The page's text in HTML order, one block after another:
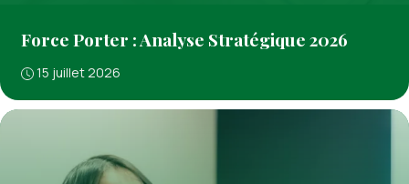
Force Porter : Analyse Stratégique 2026
15 juillet 2026